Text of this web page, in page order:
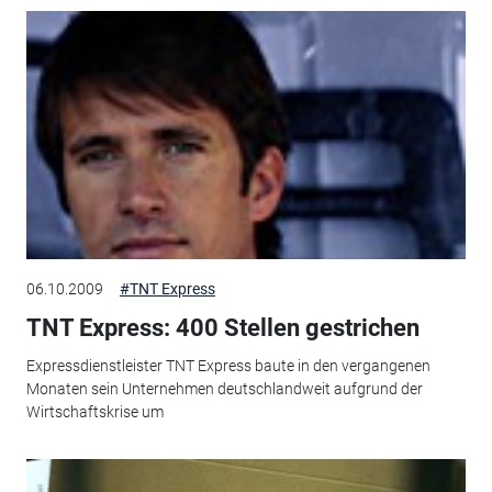
06.10.2009 #TNT Express
TNT Express: 400 Stellen gestrichen
Expressdienstleister TNT Express baute in den vergangenen
Monaten sein Unternehmen deutschlandweit aufgrund der
Wirtschaftskrise um